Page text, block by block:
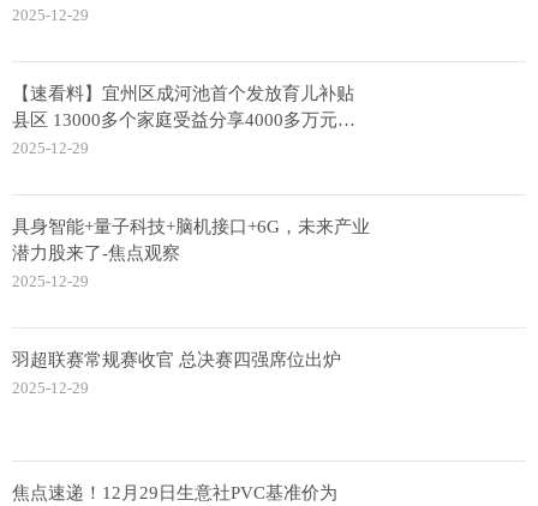
现在对核心业务流程的重塑
2025-12-29
【速看料】宜州区成河池首个发放育儿补贴
县区 13000多个家庭受益分享4000多万元补
贴
2025-12-29
具身智能+量子科技+脑机接口+6G，未来产业
潜力股来了-焦点观察
2025-12-29
羽超联赛常规赛收官 总决赛四强席位出炉
2025-12-29
焦点速递！12月29日生意社PVC基准价为